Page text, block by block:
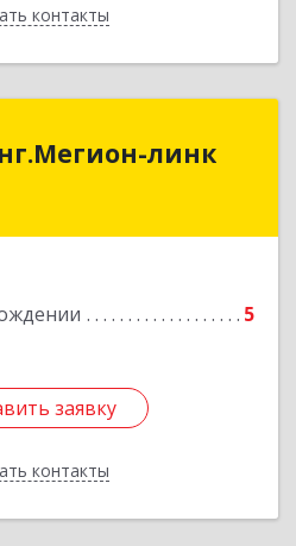
контакты
Назад
линк
5
заявку
контакты
линк
заявку
Назад